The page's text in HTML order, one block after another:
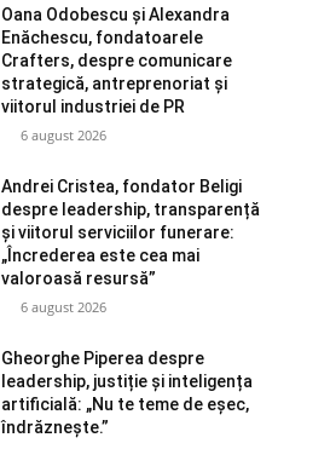
Oana Odobescu și Alexandra
Enăchescu, fondatoarele
Crafters, despre comunicare
strategică, antreprenoriat și
viitorul industriei de PR
6 august 2026
Andrei Cristea, fondator Beligi
despre leadership, transparență
și viitorul serviciilor funerare:
„Încrederea este cea mai
valoroasă resursă”
6 august 2026
Gheorghe Piperea despre
leadership, justiție și inteligența
artificială: „Nu te teme de eșec,
îndrăznește.”